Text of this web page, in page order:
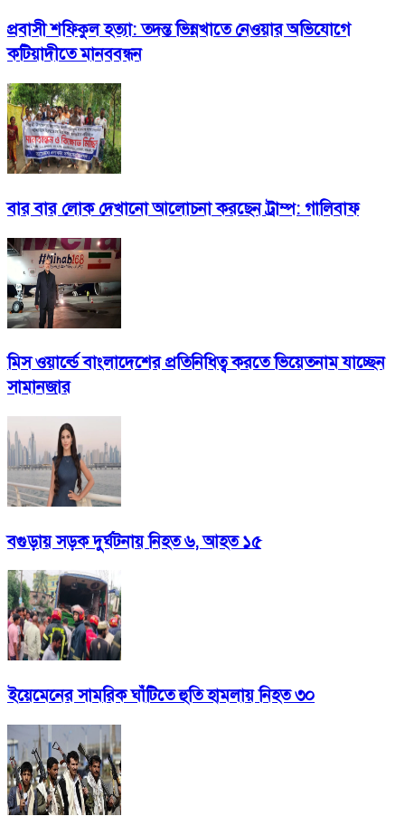
প্রবাসী শফিকুল হত্যা: তদন্ত ভিন্নখাতে নেওয়ার অভিযোগে
কটিয়াদীতে মানববন্ধন
বার বার লোক দেখানো আলোচনা করছেন ট্রাম্প: গালিবাফ
মিস ওয়ার্ল্ডে বাংলাদেশের প্রতিনিধিত্ব করতে ভিয়েতনাম যাচ্ছেন
সামানজার
বগুড়ায় সড়ক দুর্ঘটনায় নিহত ৬, আহত ১৫
ইয়েমেনের সামরিক ঘাঁটিতে হুতি হামলায় নিহত ৩০